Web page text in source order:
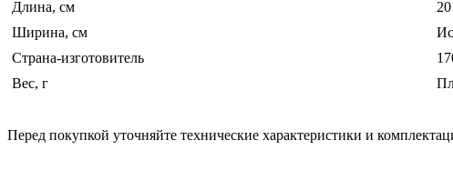
Длина, см
20
Ширина, см
Страна-изготовитель
Вес, г
Перед покупкой уточняйте технические характеристики и